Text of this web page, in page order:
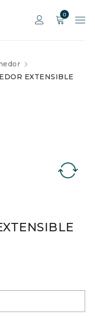
0
EXTENSIBLE